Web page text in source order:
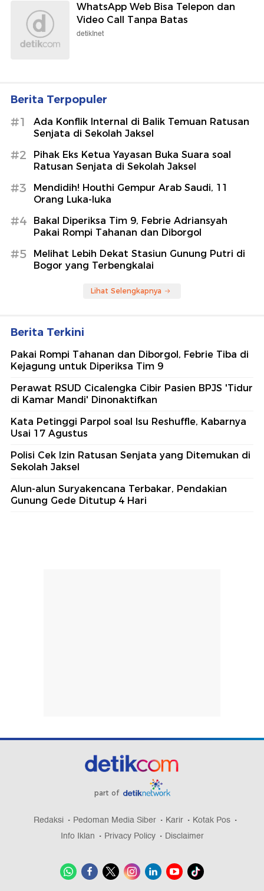
WhatsApp Web Bisa Telepon dan
Video Call Tanpa Batas
detikInet
Berita Terpopuler
#1
Ada Konflik Internal di Balik Temuan Ratusan
Senjata di Sekolah Jaksel
#2
Pihak Eks Ketua Yayasan Buka Suara soal
Ratusan Senjata di Sekolah Jaksel
#3
Mendidih! Houthi Gempur Arab Saudi, 11
Orang Luka-luka
#4
Bakal Diperiksa Tim 9, Febrie Adriansyah
Pakai Rompi Tahanan dan Diborgol
#5
Melihat Lebih Dekat Stasiun Gunung Putri di
Bogor yang Terbengkalai
Lihat Selengkapnya
Berita Terkini
Pakai Rompi Tahanan dan Diborgol, Febrie Tiba di
Kejagung untuk Diperiksa Tim 9
Perawat RSUD Cicalengka Cibir Pasien BPJS 'Tidur
di Kamar Mandi' Dinonaktifkan
Kata Petinggi Parpol soal Isu Reshuffle, Kabarnya
Usai 17 Agustus
Polisi Cek Izin Ratusan Senjata yang Ditemukan di
Sekolah Jaksel
Alun-alun Suryakencana Terbakar, Pendakian
Gunung Gede Ditutup 4 Hari
part of
Redaksi Pedoman Media Siber Karir
Kotak Pos
Info Iklan
Privacy Policy Disclaimer